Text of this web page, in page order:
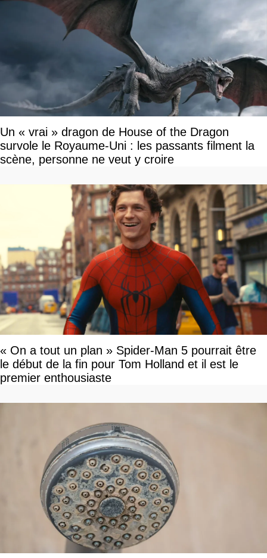
Un « vrai » dragon de House of the Dragon
survole le Royaume-Uni : les passants filment la
scène, personne ne veut y croire
« On a tout un plan » Spider-Man 5 pourrait être
le début de la fin pour Tom Holland et il est le
premier enthousiaste